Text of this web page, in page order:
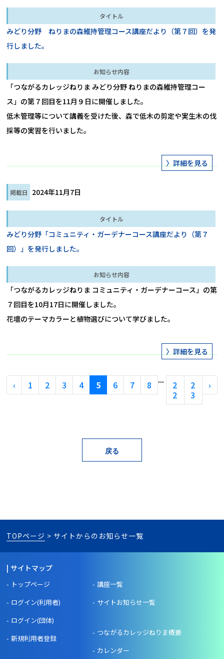
みどり分野 ねりまの森維持管理コース講座だより（第７回）を発
行しました。
「つながるカレッジねりま みどり分野 ねりまの森維持管理コー
ス」の第７回目を11月９日に開催しました。
低木管理等について講義を受けた後、森で低木の剪定や実生木の伐
採等の実習を行いました。
2024年11月7日
みどり分野「コミュニティ・ガーデナーコース講座だより（第７
回）」を発行しました。
「つながるカレッジねりま コミュニティ・ガーデナーコース」の第
７回目を10月17日に開催しました。
花壇のテーマカラーと植物選びについて学びました。
‹ 1 2 3 4 5 6 7 8 ...
2
2
2
3
›
TOPページ > サイトからのお知らせ一覧
サイトマップ
トップページ
ログイン(利用者)
ログイン(団体)
新規利用者登録
講座一覧
サイトお知らせ一覧
つながるカレッジねりま概要
カレンダー